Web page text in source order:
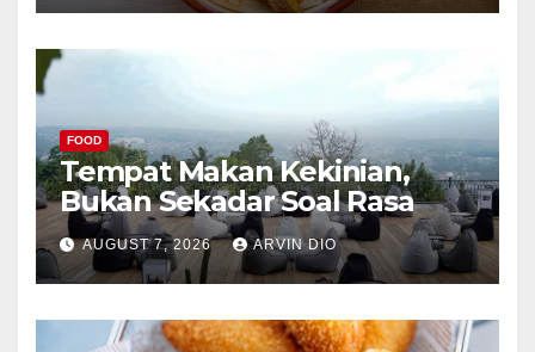
FOOD
Tempat Makan Kekinian,
Bukan Sekadar Soal Rasa
AUGUST 7, 2026 ARVIN DIO